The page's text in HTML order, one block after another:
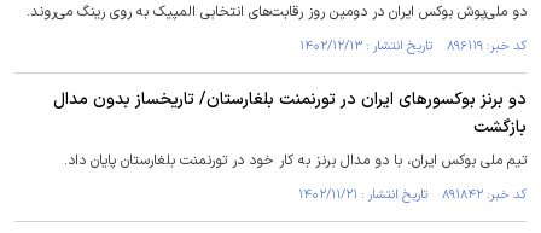
دو ملی‌پوش بوکس ایران در دومین روز رقابت‌های انتخابی المپیک به روی رینگ می‌روند.
کد خبر: ۸۹۶۱۱۹ تاریخ انتشار : ۱۴۰۲/۱۲/۱۳
دو برنز بوکسور‌های ایران در تورنمنت بلغارستان/ تاریخساز بدون مدال
بازگشت
تیم ملی بوکس ایران، با دو مدال برنز به کار خود در تورنمنت بلغارستان پایان داد.
کد خبر: ۸۹۱۸۴۲ تاریخ انتشار : ۱۴۰۲/۱۱/۲۱